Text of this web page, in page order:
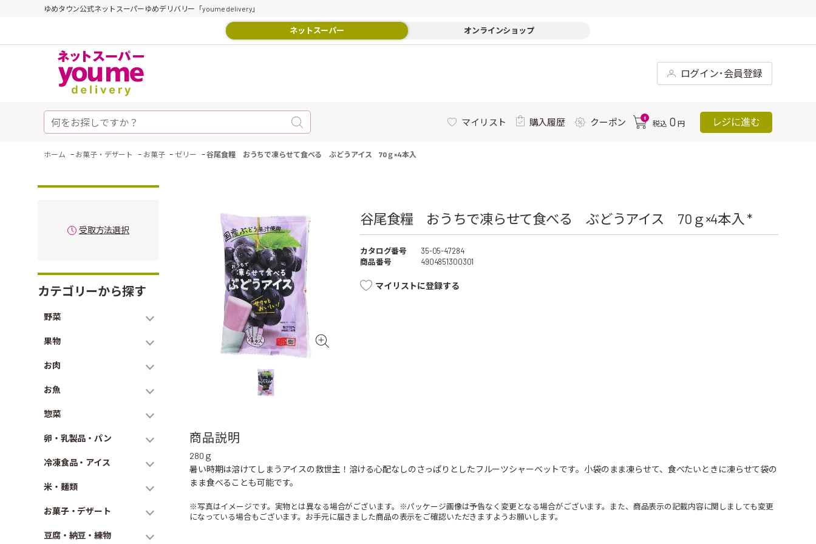
ゆめタウン公式ネットスーパーゆめデリバリー「youme delivery」
ネットスーパー オンラインショップ
ログイン･会員登録
マイリスト 購入履歴 クーポン 0
税込 0 円 レジに進む
ホーム - お菓子・デザート - お菓子 - ゼリー -谷尾食糧 おうちで凍らせて食べる ぶどうアイス 70ｇ×4本入
受取方法選択
カテゴリーから探す
野菜
果物
お肉
お魚
惣菜
卵・乳製品・パン
冷凍食品・アイス
米・麺類
お菓子・デザート
豆腐・納豆・練物
谷尾食糧 おうちで凍らせて食べる ぶどうアイス 70ｇ×4本入 *
カタログ番号
35-05-47284
商品番号
4904851300301
マイリストに登録する
商品説明
280ｇ
暑い時期は溶けてしまうアイスの救世主！溶ける心配なしのさっぱりとしたフルーツシャーベットです。小袋のまま凍らせて、食べたいときに凍らせて袋の
まま食べることも可能です。
※写真はイメージです。実物とは異なる場合がございます。※パッケージ画像は予告なく変更となる場合がございます。また、商品表示の記載内容に関しましても変更
になっている場合もございます。お手元に届きました商品の表示をご確認いただきますようお願いします。